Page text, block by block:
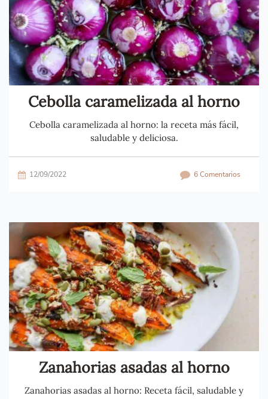
Cebolla caramelizada al horno
Cebolla caramelizada al horno: la receta más fácil,
saludable y deliciosa.
12/09/2022 6 Comentarios
Zanahorias asadas al horno
Zanahorias asadas al horno: Receta fácil, saludable y